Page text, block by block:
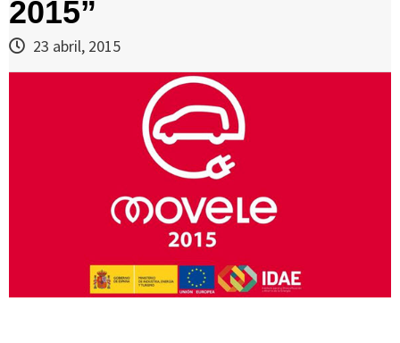
2015”
23 abril, 2015